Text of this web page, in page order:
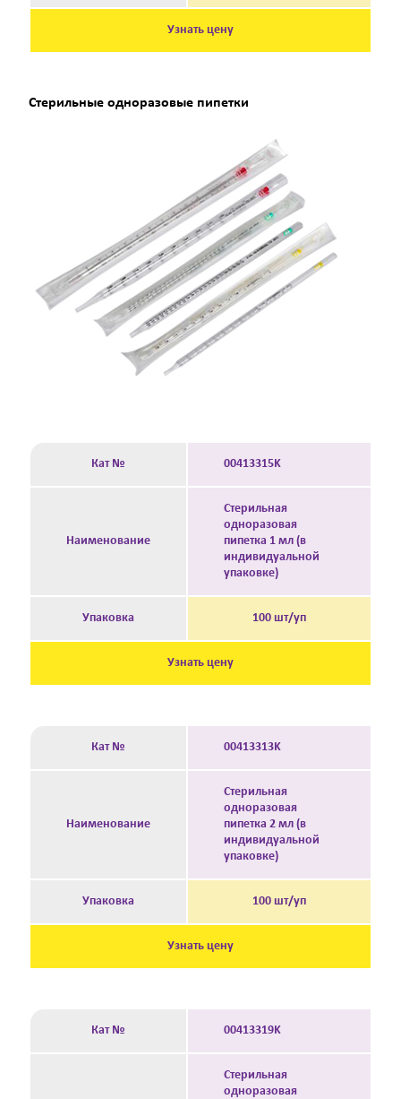
Узнать цену
Стерильные одноразовые пипетки
Кат № 00413315K
Наименование
Стерильная
одноразовая
пипетка 1 мл (в
индивидуальной
упаковке)
Упаковка 100 шт/уп
Узнать цену
Кат № 00413313K
Наименование
Стерильная
одноразовая
пипетка 2 мл (в
индивидуальной
упаковке)
Упаковка 100 шт/уп
Узнать цену
Кат № 00413319K
Стерильная
одноразовая